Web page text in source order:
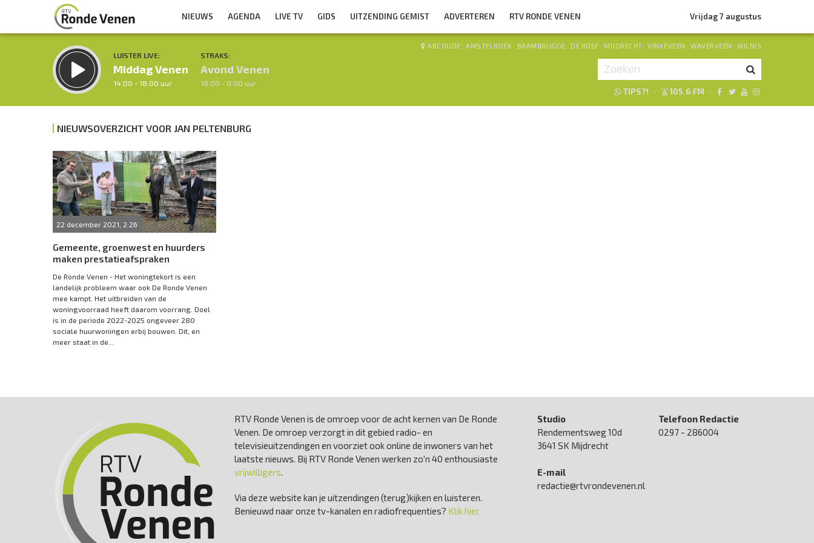
NIEUWS AGENDA LIVE TV GIDS UITZENDING GEMIST ADVERTEREN RTV RONDE VENEN Vrijdag 7 augustus
LUISTER LIVE:
Middag Venen
14.00 - 18.00 uur
STRAKS:
Avond Venen
18.00 - 0.00 uur
ABCOUDE · AMSTELHOEK · BAAMBRUGGE · DE HOEF · MIJDRECHT · VINKEVEEN · WAVERVEEN · WILNIS
TIPS?! · 105.6 FM ·
Inklappen
NIEUWSOVERZICHT VOOR JAN PELTENBURG
22 december 2021, 2:26
Gemeente, groenwest en huurders
maken prestatieafspraken
De Ronde Venen - Het woningtekort is een
landelijk probleem waar ook De Ronde Venen
mee kampt. Het uitbreiden van de
woningvoorraad heeft daarom voorrang. Doel
is in de periode 2022-2025 ongeveer 280
sociale huurwoningen erbij bouwen. Dit, en
meer staat in de...
RTV Ronde Venen is de omroep voor de acht kernen van De Ronde
Venen. De omroep verzorgt in dit gebied radio- en
televisieuitzendingen en voorziet ook online de inwoners van het
laatste nieuws. Bij RTV Ronde Venen werken zo'n 40 enthousiaste
vrijwilligers.
Via deze website kan je uitzendingen (terug)kijken en luisteren.
Benieuwd naar onze tv-kanalen en radiofrequenties? Klik hier.
Studio
Rendementsweg 10d
3641 SK Mijdrecht
E-mail
redactie@rtvrondevenen.nl
Telefoon Redactie
0297 - 286004